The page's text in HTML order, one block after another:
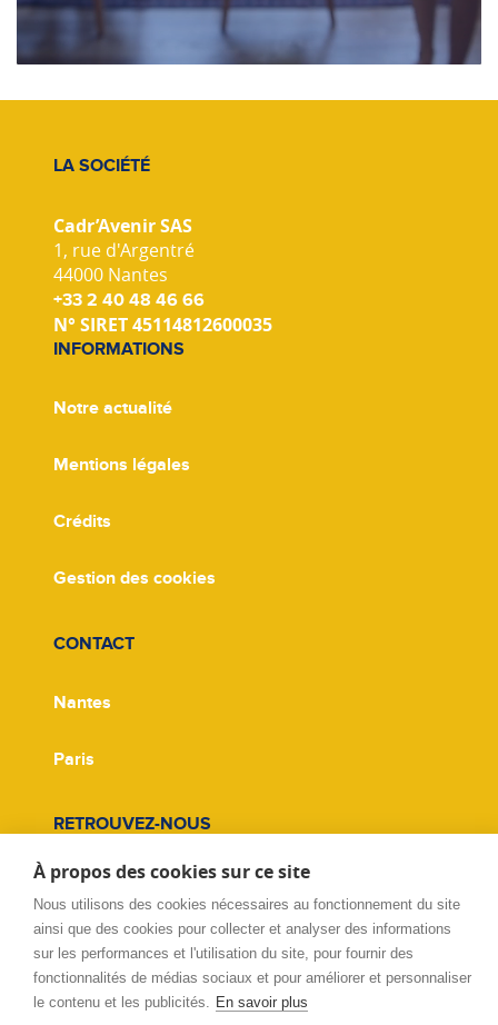
LA SOCIÉTÉ
Cadr’Avenir SAS
1, rue d'Argentré
44000 Nantes
+33 2 40 48 46 66
N° SIRET 45114812600035
INFORMATIONS
Notre actualité
Mentions légales
Crédits
Gestion des cookies
CONTACT
Nantes
Paris
RETROUVEZ-NOUS
Facebook
Twitter
Linkedin
À propos des cookies sur ce site
Nous utilisons des cookies nécessaires au fonctionnement du site
ainsi que des cookies pour collecter et analyser des informations
sur les performances et l'utilisation du site, pour fournir des
fonctionnalités de médias sociaux et pour améliorer et personnaliser
le contenu et les publicités. En savoir plus